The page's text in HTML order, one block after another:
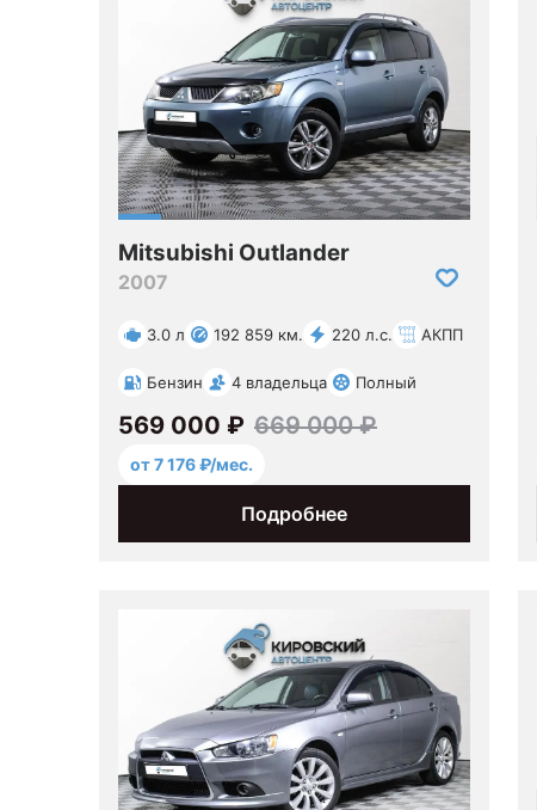
Mitsubishi Outlander
2007
3.0 л 192 859 км. 220 л.с. АКПП
Бензин 4 владельца Полный
Подробнее
569 000 ₽ 669 000 ₽
от 7 176 ₽/мес.